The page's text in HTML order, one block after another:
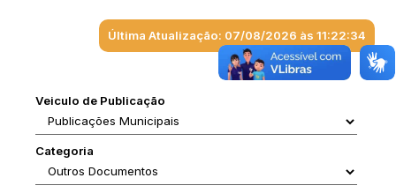
Última Atualização: 07/08/2026 às 11:22:34
Veiculo de Publicação
Categoria